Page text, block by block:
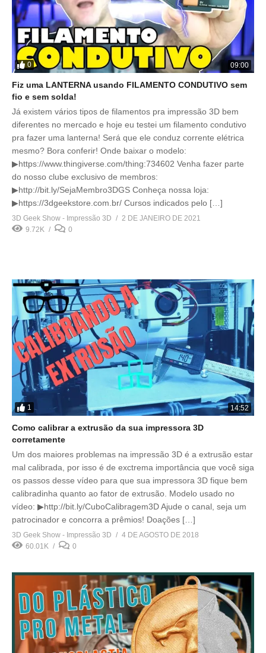
0 09:00
Fiz uma LANTERNA usando FILAMENTO CONDUTIVO sem
fio e sem solda!
Já existem vários tipos de filamentos pra impressão 3D bem
diferentes no mercado e hoje eu testei um filamento condutivo
pra fazer uma lanterna! Será que ele conduz corrente elétrica
mesmo? Bora conferir! Onde baixar o modelo:
▶https://www.thingiverse.com/thing:734602 Venha fazer parte
do nosso clube exclusivo de membros:
▶http://bit.ly/SejaMembro3DGS Conheça nossa loja:
▶https://3dgeekstore.com.br/ Cursos indicados pelo […]
3D Geek Show - Impressão 3D
2 DE JANEIRO DE 2021
9.72K
0
1 14:52
Como calibrar a extrusão da sua impressora 3D
corretamente
Um dos maiores problemas na impressão 3D é a extrusão estar
mal calibrada, por isso é de exctrema importância que você siga
os passos desse vídeo para que sua impressora 3D fique bem
calibradinha quanto ao fator de extrusão. Modelo usado no
vídeo: ▶http://bit.ly/CuboCalibragem3D Ajude o canal, seja um
patrocinador e concorra a prêmios! Doações […]
3D Geek Show - Impressão 3D
4 DE AGOSTO DE 2018
60.01K
0